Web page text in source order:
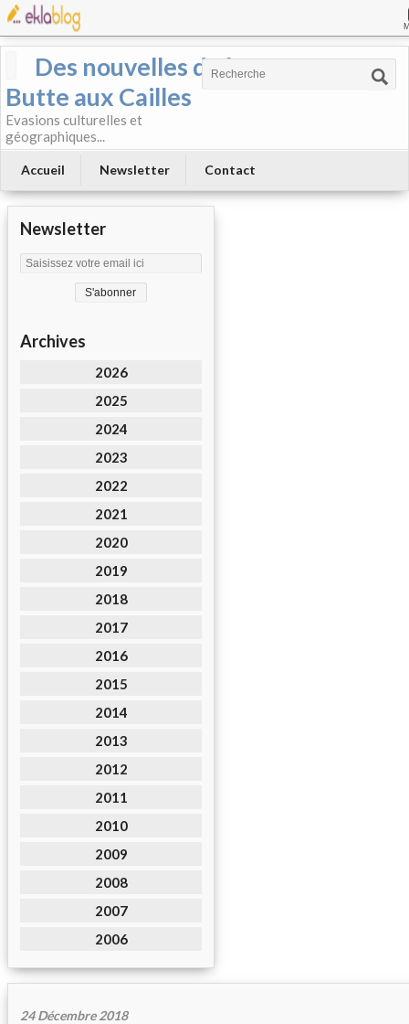
Des nouvelles de la
Butte aux Cailles
Evasions culturelles et
géographiques...
Accueil Newsletter Contact
Newsletter
Archives
2026
2025
2024
2023
2022
2021
2020
2019
2018
2017
2016
2015
2014
2013
2012
2011
2010
2009
2008
2007
2006
24 Décembre 2018